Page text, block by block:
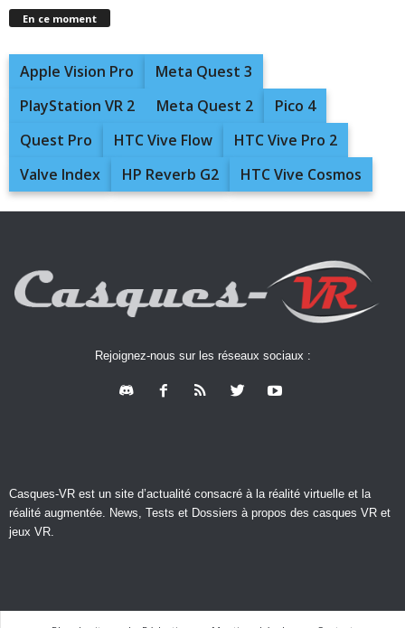
En ce moment
Apple Vision Pro
Meta Quest 3
PlayStation VR 2
Meta Quest 2
Pico 4
Quest Pro
HTC Vive Flow
HTC Vive Pro 2
Valve Index
HP Reverb G2 HTC Vive Cosmos
Rejoignez-nous sur les réseaux sociaux :
Casques-VR est un site d’actualité consacré à la réalité virtuelle et la
réalité augmentée. News, Tests et Dossiers à propos des casques VR et
jeux VR.